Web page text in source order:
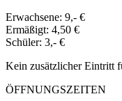
Erwachsene: 9,- €
Ermäßigt: 4,50 €
Schüler: 3,- €
Kein zusätzlicher Eintritt
ÖFFNUNGSZEITEN